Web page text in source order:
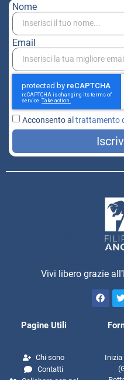
Nome
Email
Acconsento altrattamento
Vivi libero grazie
Pagine Utili
Chi sono
Contatti